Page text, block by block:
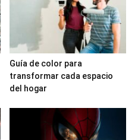
Guía de color para
transformar cada espacio
del hogar